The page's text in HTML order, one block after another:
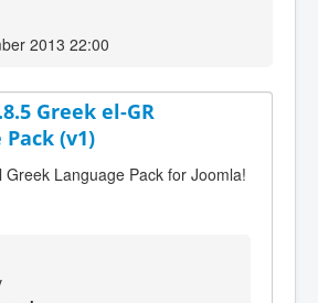
2013 22:00
Greek el-GR
(v1)
Greek Language Pack for Joomla!